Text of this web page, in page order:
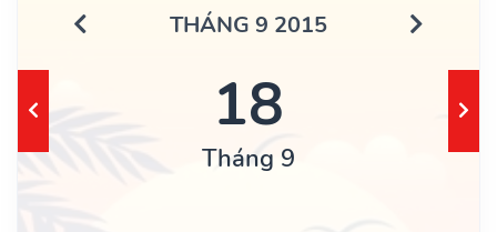
THÁNG 9 2015
18
Tháng 9